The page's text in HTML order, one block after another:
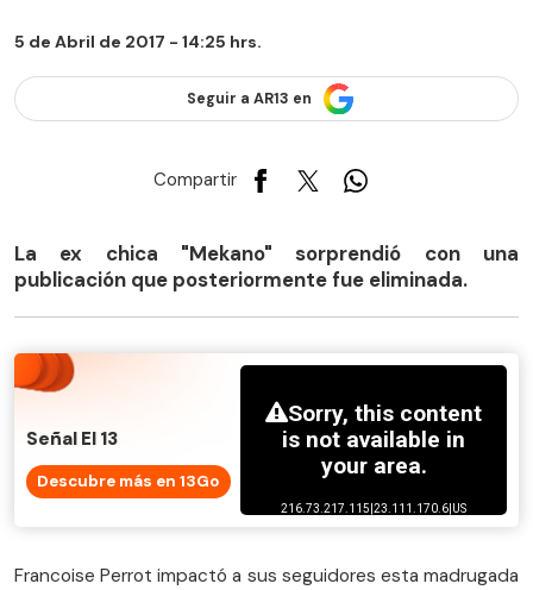
5 de Abril de 2017 - 14:25 hrs.
Seguir a AR13 en
Compartir
La ex chica "Mekano" sorprendió con una
publicación que posteriormente fue eliminada.
Señal El 13
Descubre más en 13Go
Francoise Perrot impactó a sus seguidores esta madrugada